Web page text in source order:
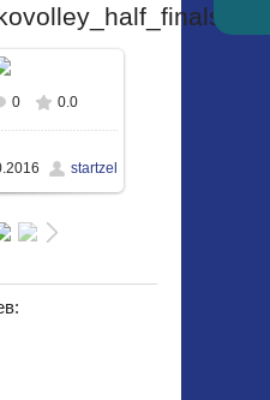
размере
/ 934.2Kb
0 0.0
startzel
: